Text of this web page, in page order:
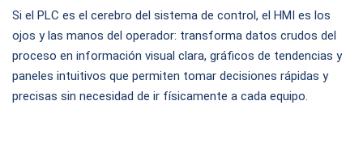
Si el PLC es el cerebro del sistema de control, el HMI es los
ojos y las manos del operador: transforma datos crudos del
proceso en información visual clara, gráficos de tendencias y
paneles intuitivos que permiten tomar decisiones rápidas y
precisas sin necesidad de ir físicamente a cada equipo.